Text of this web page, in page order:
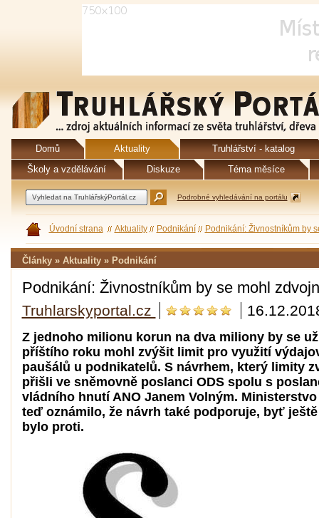
Domů Aktuality
Truhlářství - katalog
Školy a vzdělávání
Diskuze Téma měsíce
Podrobné vyhledávání na portálu
Úvodní strana Aktuality Podnikání Podnikání: Živnostníkům by
Články » Aktuality » Podnikání
Podnikání: Živnostníkům by se mohl
Truhlarskyportal.cz
Z jednoho milionu korun na dva miliony by se
příštího roku mohl zvýšit limit pro využití
paušálů u podnikatelů. S návrhem, který limity
přišli ve sněmovně poslanci ODS spolu s
vládního hnutí ANO Janem Volným.
teď oznámilo, že návrh také podporuje, byť
bylo proti.